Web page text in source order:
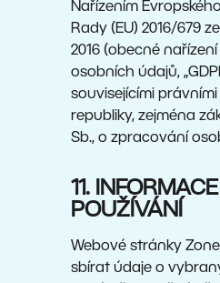
Nařízením
Rady (EU) 2016/679
2016 (obecné
osobních údajů,
souvisejícími
republiky, zejména
Sb., o zpracování
11.
POUŽÍVÁNÍ
Webové stránky
sbírat údaje o